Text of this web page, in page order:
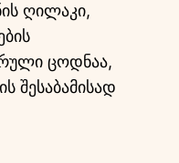
ღილაკი,
ცოდნაა,
შესაბამისად